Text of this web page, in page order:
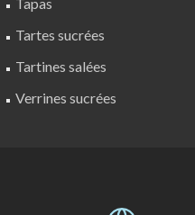
Tartes sucrées
Tartines salées
Verrines sucrées